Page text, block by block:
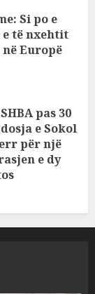
Si po e
të nxehtit
Europë
pas 30
e Sokol
për një
e dy